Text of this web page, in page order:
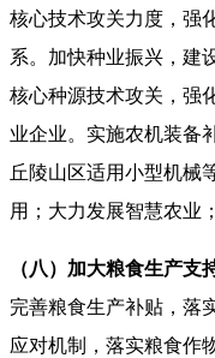
核心技术攻关力度，强
系。加快种业振兴，建
核心种源技术攻关，强
业企业。实施农机装备
丘陵山区适用小型机械
用；大力发展智慧农业
（八）加大粮食生产支
完善粮食生产补贴，落
应对机制，落实粮食作